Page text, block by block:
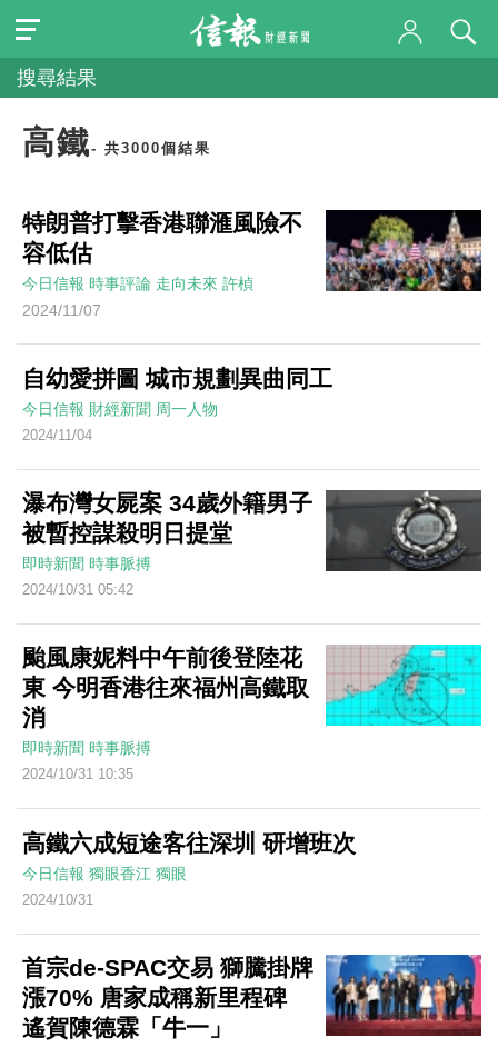
搜尋結果
高鐵- 共3000個結果
特朗普打擊香港聯滙風險不
容低估
今日信報 時事評論 走向未來 許楨
2024/11/07
自幼愛拼圖 城市規劃異曲同工
今日信報 財經新聞 周一人物
2024/11/04
瀑布灣女屍案 34歲外籍男子
被暫控謀殺明日提堂
即時新聞 時事脈搏
2024/10/31 05:42
颱風康妮料中午前後登陸花
東 今明香港往來福州高鐵取
消
即時新聞 時事脈搏
2024/10/31 10:35
高鐵六成短途客往深圳 研增班次
今日信報 獨眼香江 獨眼
2024/10/31
首宗de-SPAC交易 獅騰掛牌
漲70% 唐家成稱新里程碑
遙賀陳德霖「牛一」